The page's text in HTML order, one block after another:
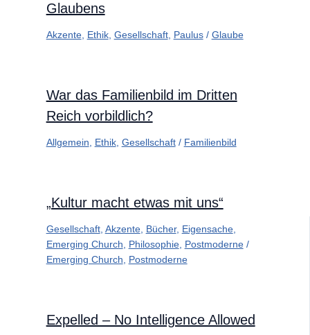
Glaubens
Akzente, Ethik, Gesellschaft, Paulus/ Glaube
War das Familienbild im Dritten
Reich vorbildlich?
Allgemein Ethik, Gesellschaft/ Familienbild
„Kultur macht etwas mit uns“
Gesellschaft, Akzente, Bücher, Eigensache,
Emerging Church
Philosophie, Postmoderne/
Emerging Church
Postmoderne
Expelled – No Intelligence Allowed